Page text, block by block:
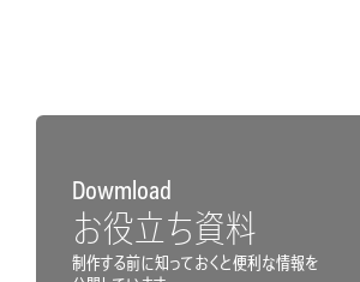
Dowmload
お役立ち資料
制作する前に知っておくと便利な情報を